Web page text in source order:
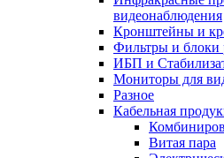
видеонаблюдения
Кронштейны и
Фильтры и блоки
ИБП и
Мониторы для
Разное
Кабельная
Витая пара